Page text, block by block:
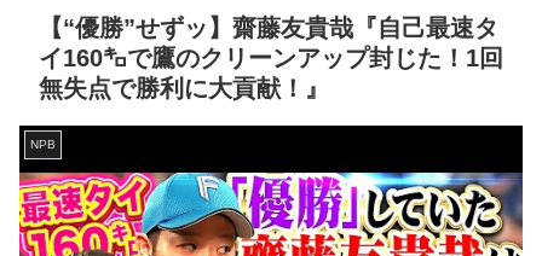
【“優勝”せずッ】齋藤友貴哉『自己最速タ
イ160㌔で鷹のクリーンアップ封じた！1回
無失点で勝利に大貢献！』
NPB